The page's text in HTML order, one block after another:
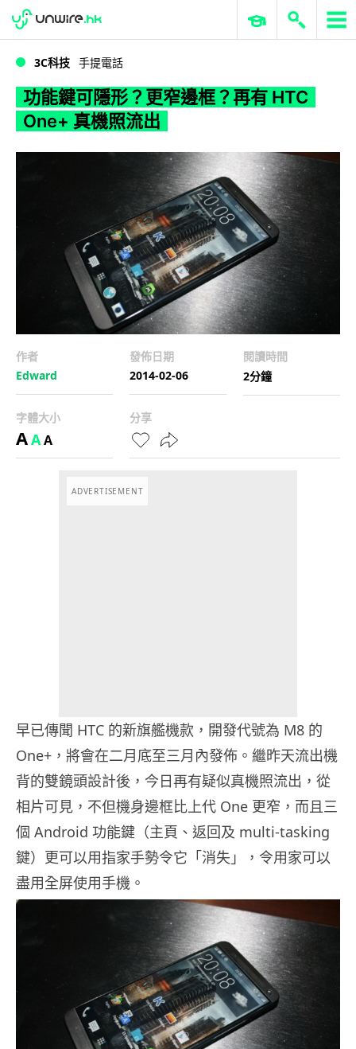
WWDC 2026 ERP 與商業 AI
3C科技 手提電話
功能鍵可隱形？更窄邊框？再有 HTC
One+ 真機照流出
作者
Edward
發佈日期
2014-02-06
閱讀時間
2分鐘
字體大小
AAA
分享
ADVERTISEMENT
早已傳聞 HTC 的新旗艦機款，開發代號為 M8 的
One+，將會在二月底至三月內發佈。繼昨天流出機
背的雙鏡頭設計後，今日再有疑似真機照流出，從
相片可見，不但機身邊框比上代 One 更窄，而且三
個 Android 功能鍵（主頁、返回及 multi-tasking
鍵）更可以用指家手勢令它「消失」，令用家可以
盡用全屏使用手機。